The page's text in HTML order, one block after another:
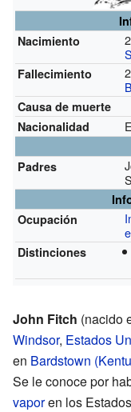
Nacimiento
Fallecimiento
Causa de muerte
Nacionalidad
Padres
Ocupación
Distinciones
John Fitch (nacido
Windsor, Estados
en Bardstown
Se le conoce por
vaporen los